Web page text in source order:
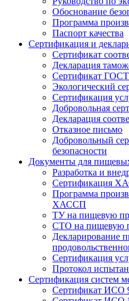
Обоснование
Программа
Паспорт качества
Сертификация и
Сертификат
Декларация
Сертификат
Экологический
Сертификация
Добровольная
Декларация
Отказное письмо
Добровольный
безопасности
Документы для
Разработка и
Сертификация
Программа
ХАССП
ТУ на пищевую
СТО на пищевую
Декларирование
Сертификация
Протокол
Сертификация систем
Сертификат ИСО